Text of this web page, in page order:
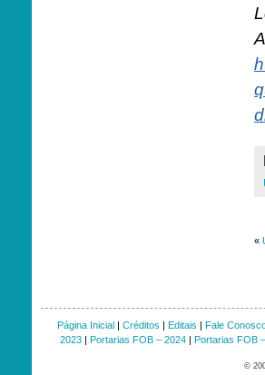
«
Página Inicial| Créditos | Editais | Fale
2023| Portarias FOB – 2024| Portarias FOB
©